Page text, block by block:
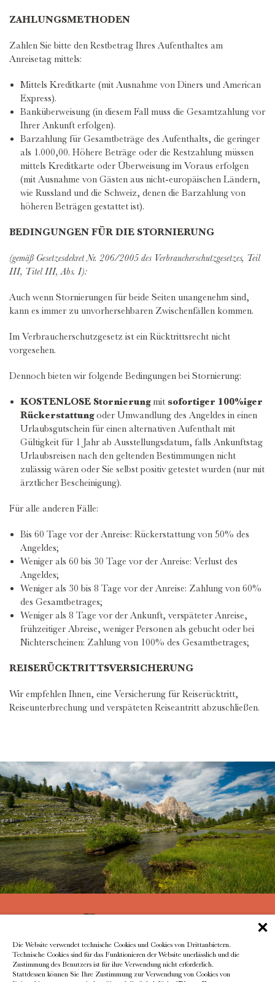
Die Website verwendet technische Cookies und Cookies von Drittanbietern.
Technische Cookies sind für das Funktionieren der Website unerlässlich und die
Zustimmung des Benutzers ist für ihre Verwendung nicht erforderlich.
Stattdessen können Sie Ihre Zustimmung zur Verwendung von Cookies von
ZAHLUNGSMETHODEN
Zahlen Sie bitte den Restbetrag Ihres Aufenthaltes am
Anreisetag mittels:
Mittels Kreditkarte (mit Ausnahme von Diners und American
Express).
Banküberweisung (in diesem Fall muss die Gesamtzahlung vor
Ihrer Ankunft erfolgen).
Barzahlung für Gesamtbeträge des Aufenthalts, die geringer
als 1.000,00. Höhere Beträge oder die Restzahlung müssen
mittels Kreditkarte oder Überweisung im Voraus erfolgen
(mit Ausnahme von Gästen aus nicht-europäischen Ländern,
wie Russland und die Schweiz, denen die Barzahlung von
höheren Beträgen gestattet ist).
BEDINGUNGEN FÜR DIE STORNIERUNG
(gemäß Gesetzesdekret Nr. 206/2005 des Verbraucherschutzgesetzes, Teil
III, Titel III, Abs. I):
Auch wenn Stornierungen für beide Seiten unangenehm sind,
kann es immer zu unvorhersehbaren Zwischenfällen kommen.
Im Verbraucherschutzgesetz ist ein Rücktrittsrecht nicht
vorgesehen.
Dennoch bieten wir folgende Bedingungen bei Stornierung:
KOSTENLOSE Stornierungmit sofortiger 100%iger
Rückerstattungoder Umwandlung des Angeldes in einen
Urlaubsgutschein für einen alternativen Aufenthalt mit
Gültigkeit für 1 Jahr ab Ausstellungsdatum, falls Ankunftstag
Urlaubsreisen nach den geltenden Bestimmungen nicht
zulässig wären oder Sie selbst positiv getestet wurden (nur mit
ärztlicher Bescheinigung).
Für alle anderen Fälle:
Bis 60 Tage vor der Anreise: Rückerstattung von 50% des
Angeldes;
Weniger als 60 bis 30 Tage vor der Anreise: Verlust des
Angeldes;
Weniger als 30 bis 8 Tage vor der Anreise: Zahlung von 60%
des Gesamtbetrages;
Weniger als 8 Tage vor der Ankunft, verspäteter Anreise,
frühzeitiger Abreise, weniger Personen als gebucht oder bei
Nichterscheinen: Zahlung von 100% des Gesamtbetrages;
REISERÜCKTRITTSVERSICHERUNG
Wir empfehlen Ihnen, eine Versicherung für Reiserücktritt,
Reiseunterbrechung und verspäteten Reiseantritt abzuschließen.
residence@catarinalanz.com +39 339 7685966